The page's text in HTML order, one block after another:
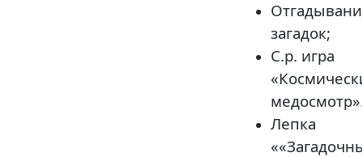
загадок;
С.р. игра
Лепка